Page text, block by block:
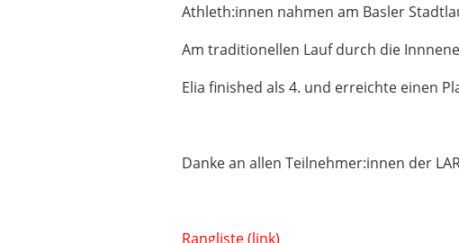
Athleth:innen nahmen am Basler
Am traditionellen Lauf durch die
Elia finished als 4. und erreichte einen
Danke an allen Teilnehmer:innen der
Rangliste (link)